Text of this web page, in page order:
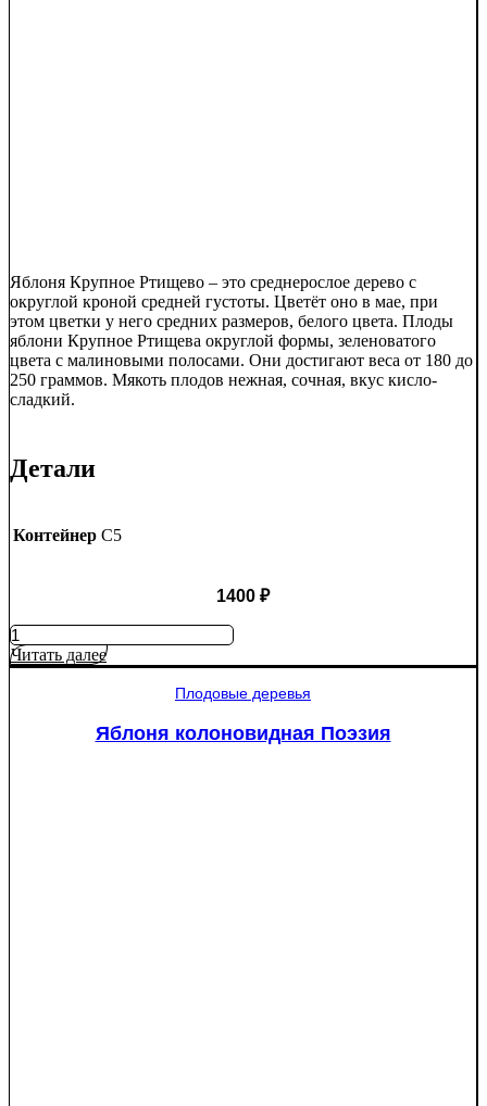
Яблоня Крупное Ртищево – это среднерослое дерево с
округлой кроной средней густоты. Цветёт оно в мае, при
этом цветки у него средних размеров, белого цвета. Плоды
яблони Крупное Ртищева округлой формы, зеленоватого
цвета с малиновыми полосами. Они достигают веса от 180 до
250 граммов. Мякоть плодов нежная, сочная, вкус кисло-
сладкий.
Детали
Контейнер C5
1400 ₽
Количество
товара
Яблоня
Читать далее
Плодовые деревья
Яблоня колоновидная Поэзия